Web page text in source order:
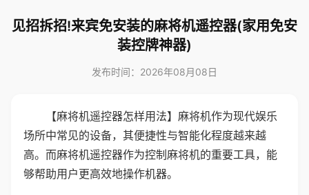
见招拆招!来宾免安装的麻将机遥控器(家用免安
装控牌神器)
发布时间：2026年08月08日
【麻将机遥控器怎样用法】麻将机作为现代娱乐
场所中常见的设备，其便捷性与智能化程度越来越
高。而麻将机遥控器作为控制麻将机的重要工具，能
够帮助用户更高效地操作机器。